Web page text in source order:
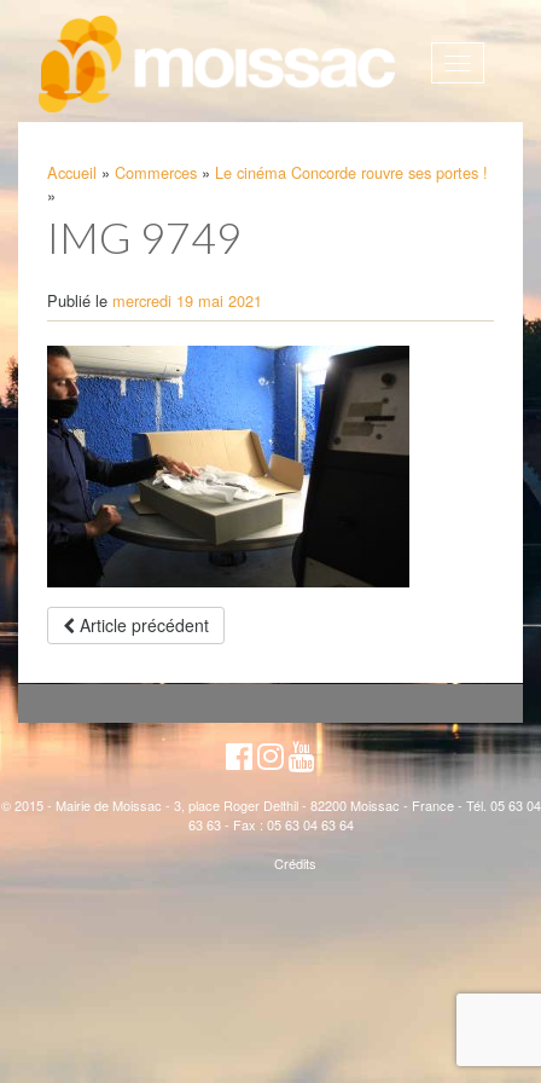
Afficher
Accueil » Commerces » Le cinéma Concorde rouvre ses portes !
»
IMG 9749
Publié le mercredi 19 mai 2021
Article précédent
© 2015 - Mairie de Moissac - 3, place Roger Delthil - 82200 Moissac - France - Tél. 05 63 04
63 63 - Fax : 05 63 04 63 64
Crédits